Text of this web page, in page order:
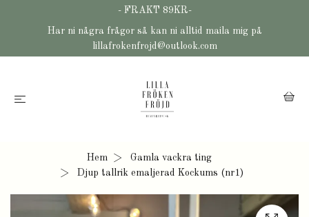
- FRAKT 89KR-
Har ni några frågor så kan ni alltid maila mig på
lillafrokenfrojd@outlook.com
Hem
Gamla vackra ting
Djup tallrik emaljerad Kockums (nr1)